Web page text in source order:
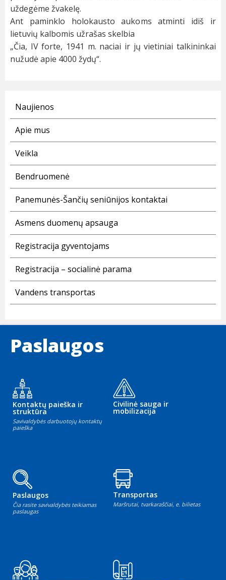
uždegėme žvakelę.
Ant paminklo holokausto aukoms atminti idiš ir
lietuvių kalbomis užrašas skelbia
„Čia, IV forte, 1941 m. naciai ir jų vietiniai talkininkai
nužudė apie 4000 žydų“.
Naujienos
Apie mus
Veikla
Bendruomenė
Panemunės-Šančių seniūnijos kontaktai
Asmens duomenų apsauga
Registracija gyventojams
Registracija – socialinė parama
Vandens transportas
Paslaugos
Kontaktų paieška ir
struktūra
Savivaldybės darbuotojų kontaktų
paieška
Civilinė sauga ir
mobilizacija
Paslaugos
Čia rasite savivaldybės teikiamas
paslaugas
Transportas
Maršrutai, tvarkaraščiai, e. bilietas